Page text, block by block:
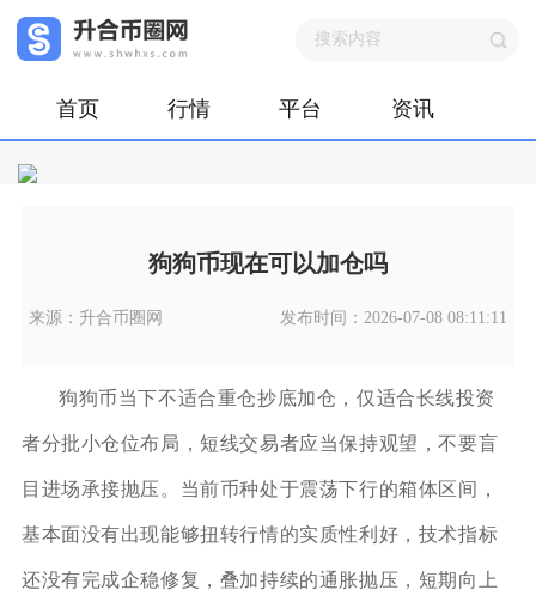
首页 行情 平台 资讯
狗狗币现在可以加仓吗
来源：升合币圈网 发布时间：2026-07-08 08:11:11
狗狗币当下不适合重仓抄底加仓，仅适合长线投资
者分批小仓位布局，短线交易者应当保持观望，不要盲
目进场承接抛压。当前币种处于震荡下行的箱体区间，
基本面没有出现能够扭转行情的实质性利好，技术指标
还没有完成企稳修复，叠加持续的通胀抛压，短期向上